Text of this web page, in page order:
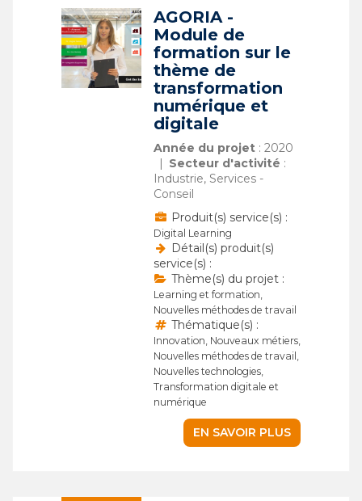
AGORIA -
Module de
formation sur le
thème de
transformation
numérique et
digitale
Année du projet: 2020
Secteur d'activité :
Industrie, Services -
Conseil
Produit(s) service(s) :
Digital Learning
Détail(s) produit(s)
service(s) :
Thème(s) du projet :
Learning et formation,
Nouvelles méthodes de travail
Thématique(s) :
Innovation, Nouveaux métiers,
Nouvelles méthodes de travail,
Nouvelles technologies,
Transformation digitale et
numérique
EN SAVOIR PLUS